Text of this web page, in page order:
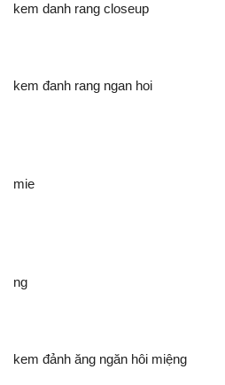
kem danh rang closeup
kem đanh rang ngan hoi
mie
ng
kem đảnh ăng ngăn hôi miệng